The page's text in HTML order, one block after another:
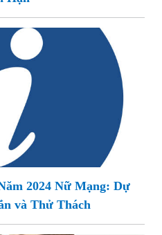
2024 Nữ Mạng: Dự
và Thử Thách